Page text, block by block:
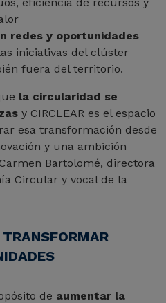
redes y oportunidades
iniciativas del clúster
fuera del territorio.
la circularidad se
y CIRCLEAR es el espacio
esa transformación desde
y una ambición
Bartolomé, directora
Circular y vocal de la
de aumentar la